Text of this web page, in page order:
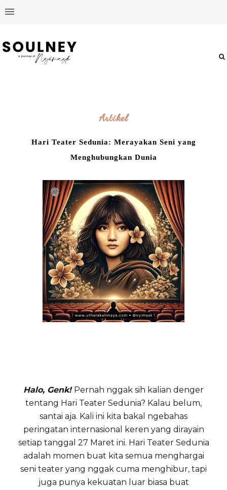
Artikel
Hari Teater Sedunia: Merayakan Seni yang
Menghubungkan Dunia
Halo, Genk! Pernah nggak sih kalian denger
tentang Hari Teater Sedunia? Kalau belum,
santai aja. Kali ini kita bakal ngebahas
peringatan internasional keren yang dirayain
setiap tanggal 27 Maret ini. Hari Teater Sedunia
adalah momen buat kita semua menghargai
seni teater yang nggak cuma menghibur, tapi
juga punya kekuatan luar biasa buat